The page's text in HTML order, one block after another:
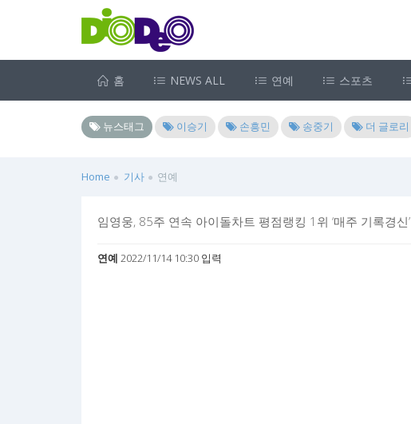
홈 NEWS ALL 연예 스포츠
뉴스태그 이승기 손흥민 송중기 더 글로리
Home 기사 연예
임영웅, 85주 연속 아이돌차트 평점랭킹 1위 ‘매주 기록경신’
연예 2022/11/14 10:30 입력